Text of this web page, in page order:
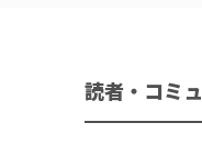
読者・コミ